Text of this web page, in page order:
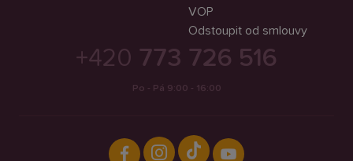
VOP
Odstoupit od smlouvy
+420 773 726 516
Po - Pá 9:00 - 16:00